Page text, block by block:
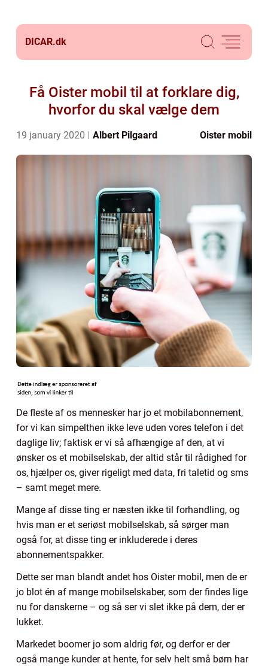
DICAR.dk
Få Oister mobil til at forklare dig,
hvorfor du skal vælge dem
19 january 2020 Albert Pilgaard Oister mobil
De fleste af os mennesker har jo et mobilabonnement,
for vi kan simpelthen ikke leve uden vores telefon i det
daglige liv; faktisk er vi så afhængige af den, at vi
ønsker os et mobilselskab, der altid står til rådighed for
os, hjælper os, giver rigeligt med data, fri taletid og sms
– samt meget mere.
Mange af disse ting er næsten ikke til forhandling, og
hvis man er et seriøst mobilselskab, så sørger man
også for, at disse ting er inkluderede i deres
abonnementspakker.
Dette ser man blandt andet hos Oister mobil, men de er
jo blot én af mange mobilselskaber, som der findes lige
nu for danskerne – og så ser vi slet ikke på dem, der er
lukket.
Markedet boomer jo som aldrig før, og derfor er der
også mange kunder at hente, for selv helt små børn har